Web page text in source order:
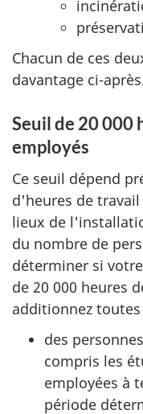
Chacun de ces
davantage ci-
Seuil de 20 000
employés
Ce seuil dépend
d'heures de
lieux de
du nombre de
déterminer si
de 20 000 heures
additionnez
des
compris les
employées à
période